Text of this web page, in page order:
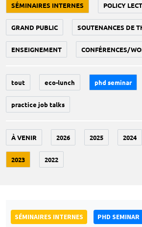
SÉMINAIRES INTERNES POLICY
GRAND PUBLIC SOUTENANCES DE
ENSEIGNEMENT CONFÉRENCES/
tout eco-lunch phd seminar
practice job talks
À VENIR 2026 2025 2024
2023 2022
SÉMINAIRES INTERNES
PHD SEMINAR